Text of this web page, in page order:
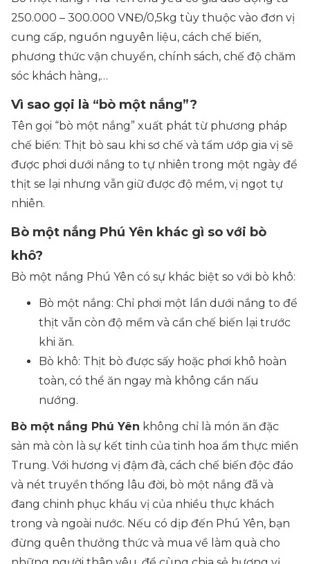
250.000 – 300.000 VNĐ/0,5kg tùy thuộc vào đơn vị
cung cấp, nguồn nguyên liệu, cách chế biến,
phương thức vận chuyển, chính sách, chế độ chăm
sóc khách hàng,…
Vì sao gọi là “bò một nắng”?
Tên gọi “bò một nắng” xuất phát từ phương pháp
chế biến: Thịt bò sau khi sơ chế và tẩm ướp gia vị sẽ
được phơi dưới nắng to tự nhiên trong một ngày để
thịt se lại nhưng vẫn giữ được độ mềm, vị ngọt tự
nhiên.
Bò một nắng Phú Yên khác gì so với bò
khô?
Bò một nắng Phú Yên có sự khác biệt so với bò khô:
Bò một nắng: Chỉ phơi một lần dưới nắng to để
thịt vẫn còn độ mềm và cần chế biến lại trước
khi ăn.
Bò khô: Thịt bò được sấy hoặc phơi khô hoàn
toàn, có thể ăn ngay mà không cần nấu
nướng.
Bò một nắng Phú Yên không chỉ là món ăn đặc
sản mà còn là sự kết tinh của tinh hoa ẩm thực miền
Trung. Với hương vị đậm đà, cách chế biến độc đáo
và nét truyền thống lâu đời, bò một nắng đã và
đang chinh phục khẩu vị của nhiều thực khách
trong và ngoài nước. Nếu có dịp đến Phú Yên, bạn
đừng quên thưởng thức và mua về làm quà cho